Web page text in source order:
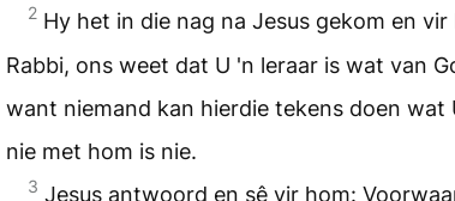
2 Hy het in die nag na Jesus gekom en vir
Rabbi, ons weet dat U 'n leraar is wat van
want niemand kan hierdie tekens doen wat
nie met hom is nie.
3 Jesus antwoord en sê vir hom: